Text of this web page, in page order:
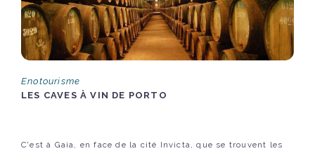
Enotourisme
LES CAVES À VIN DE PORTO
C'est à Gaia, en face de la cité Invicta, que se trouvent les